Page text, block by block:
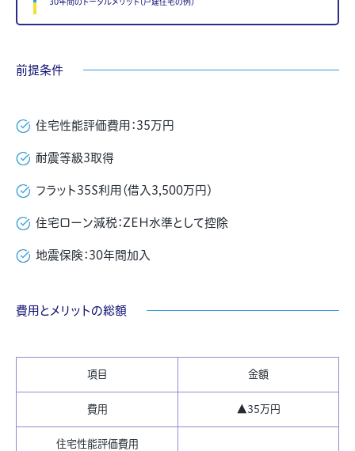
前提条件
住宅性能評価費用：35万円
耐震等級3取得
フラット35S利用（借入3,500万円）
住宅ローン減税：ZEH水準として控除
地震保険：30年間加入
費用とメリットの総額
項目 金額
費用 ▲35万円
住宅性能評価費用